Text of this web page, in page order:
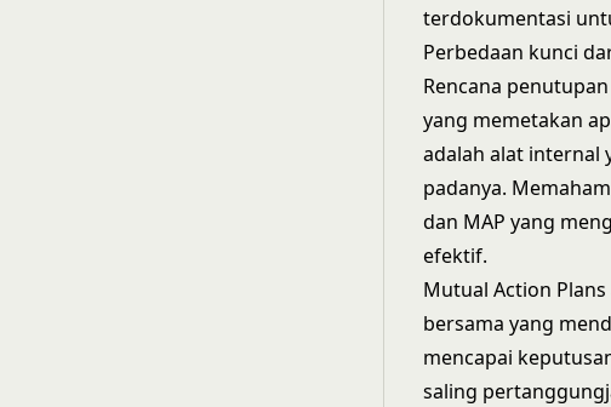
terdokumentasi
Perbedaan kunci
Rencana
yang memetakan
adalah alat internal
padanya.
dan MAP yang
efektif.
Mutual Action
bersama yang
mencapai
saling